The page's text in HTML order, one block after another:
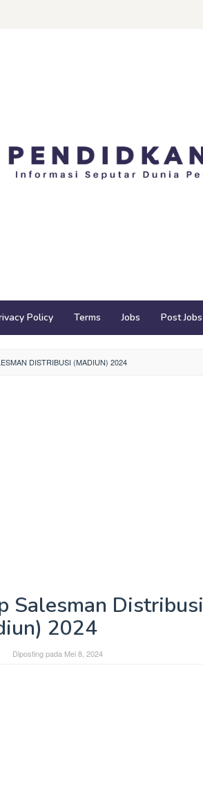
Policy Terms Jobs Post Jobs
DISTRIBUSI (MADIUN) 2024
Salesman Distribusi
2024
Diposting pada Mei 8, 2024